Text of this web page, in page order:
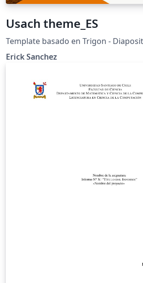
Usach theme_ES
Template basado en Trigon -
Erick Sanchez